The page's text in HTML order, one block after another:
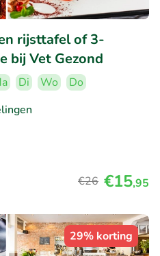
rijsttafel of 3-
bij Vet Gezond
Di Wo
Do
€26 €15,95
29% korting